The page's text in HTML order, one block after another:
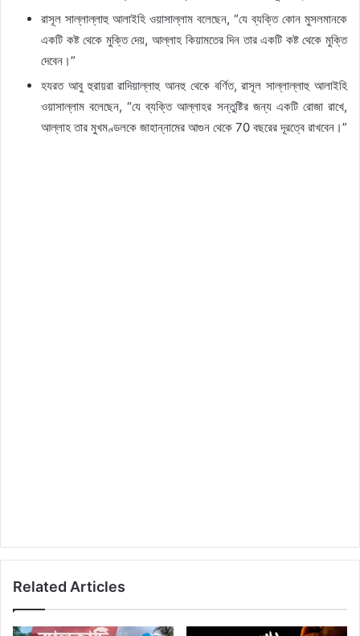
রাসূল সাল্লাল্লাহু আলাইহি ওয়াসাল্লাম বলেছেন, “যে ব্যক্তি কোন মুসলমানকে
একটি কষ্ট থেকে মুক্তি দেয়, আল্লাহ কিয়ামতের দিন তার একটি কষ্ট থেকে মুক্তি
দেবেন।”
হযরত আবু হুরায়রা রাদিয়াল্লাহু আনহু থেকে বর্ণিত, রাসূল সাল্লাল্লাহু আলাইহি
ওয়াসাল্লাম বলেছেন, “যে ব্যক্তি আল্লাহর সন্তুষ্টির জন্য একটি রোজা রাখে,
আল্লাহ তার মুখমণ্ডলকে জাহান্নামের আগুন থেকে 70 বছরের দূরত্বে রাখবেন।”
Related Articles